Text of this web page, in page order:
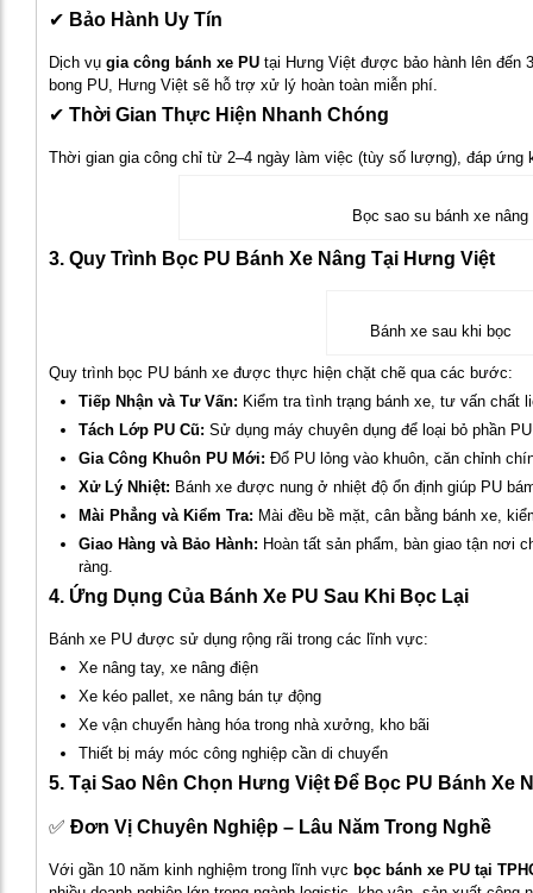
✔ Bảo Hành Uy Tín
Dịch vụ gia công bánh xe PU tại Hưng Việt được bảo hành lên đến
bong PU, Hưng Việt sẽ hỗ trợ xử lý hoàn toàn miễn phí.
✔ Thời Gian Thực Hiện Nhanh Chóng
Thời gian gia công chỉ từ 2–4 ngày làm việc (tùy số lượng), đáp ứng
Bọc sao su bánh xe nâng
3. Quy Trình Bọc PU Bánh Xe Nâng Tại Hưng Việt
Bánh xe sau khi bọc
Quy trình bọc PU bánh xe được thực hiện chặt chẽ qua các bước:
Tiếp Nhận và Tư Vấn: Kiểm tra tình trạng bánh xe, tư vấn chất
Tách Lớp PU Cũ: Sử dụng máy chuyên dụng để loại bỏ phần
Gia Công Khuôn PU Mới: Đổ PU lỏng vào khuôn, căn chỉnh
Xử Lý Nhiệt: Bánh xe được nung ở nhiệt độ ổn định giúp PU
Mài Phẳng và Kiểm Tra: Mài đều bề mặt, cân bằng bánh xe,
Giao Hàng và Bảo Hành: Hoàn tất sản phẩm, bàn giao tận nơi
ràng.
4. Ứng Dụng Của Bánh Xe PU Sau Khi Bọc Lại
Bánh xe PU được sử dụng rộng rãi trong các lĩnh vực:
Xe nâng tay, xe nâng điện
Xe kéo pallet, xe nâng bán tự động
Xe vận chuyển hàng hóa trong nhà xưởng, kho bãi
Thiết bị máy móc công nghiệp cần di chuyển
5. Tại Sao Nên Chọn Hưng Việt Để Bọc PU Bánh Xe
✅ Đơn Vị Chuyên Nghiệp – Lâu Năm Trong Nghề
Với gần 10 năm kinh nghiệm trong lĩnh vực bọc bánh xe PU tại